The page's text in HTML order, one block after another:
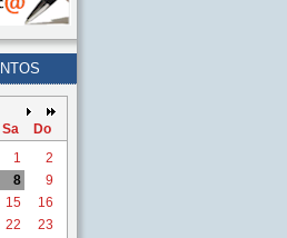
Sa
Do
1
2
8
9
15
16
22
23